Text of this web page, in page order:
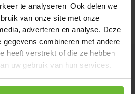
te analyseren. Ook delen we
van onze site met onze
adverteren en analyse. Deze
gegevens combineren met andere
heeft verstrekt of die ze hebben
uw gebruik van hun services.
€32,95
Totaal:€32,95